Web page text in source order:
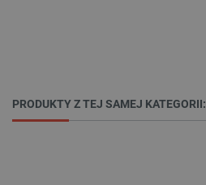
PRODUKTY Z TEJ SAMEJ KATEGORII:
Nazwa